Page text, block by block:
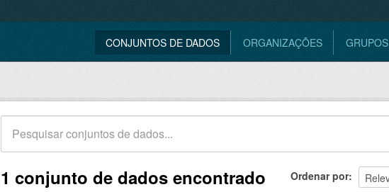
CONJUNTOS DE DADOS ORGANIZAÇÕES GRUPOS
Ordenar por
1 conjunto de dados encontrado